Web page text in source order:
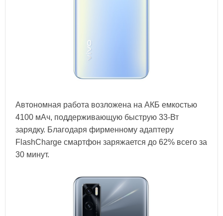
Автономная работа возложена на АКБ емкостью
4100 мАч, поддерживающую быструю 33-Вт
зарядку. Благодаря фирменному адаптеру
FlashCharge смартфон заряжается до 62% всего за
30 минут.